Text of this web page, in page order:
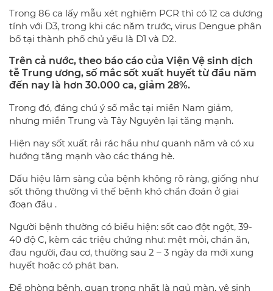
Trong 86 ca lấy mẫu xét nghiệm PCR thì có 12 ca dương
tính với D3, trong khi các năm trước, virus Dengue phân
bố tại thành phố chủ yếu là D1 và D2.
Trên cả nước, theo báo cáo của Viện Vệ sinh dịch
tễ Trung ương, số mắc sốt xuất huyết từ đầu năm
đến nay là hơn 30.000 ca, giảm 28%.
Trong đó, đáng chú ý số mắc tại miền Nam giảm,
nhưng miền Trung và Tây Nguyên lại tăng mạnh.
Hiện nay sốt xuất rải rác hầu như quanh năm và có xu
hướng tăng mạnh vào các tháng hè.
Dấu hiệu lâm sàng của bệnh không rõ ràng, giống như
sốt thông thường vì thế bệnh khó chẩn đoán ở giai
đoạn đầu .
Người bệnh thường có biểu hiện: sốt cao đột ngột, 39-
40 độ C, kèm các triệu chứng như: mệt mỏi, chán ăn,
đau người, đau cơ, thường sau 2 – 3 ngày da mới xung
huyết hoặc có phát ban.
Để phòng bệnh, quan trọng nhất là ngủ màn, vệ sinh